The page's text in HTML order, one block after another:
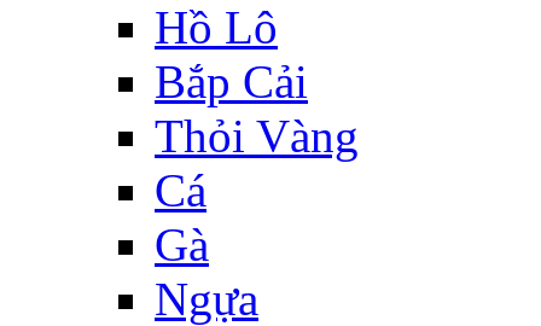
Hồ Lô
Bắp Cải
Thỏi Vàng
Cá
Gà
Ngựa